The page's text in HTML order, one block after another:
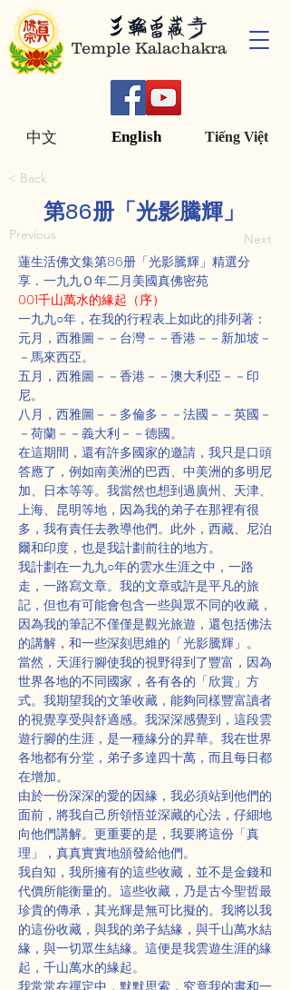
Temple Kalachakra
English Tiếng Việt
中文
< Back
第86册「光影騰輝」
Previous Next
蓮生活佛文集第86册「光影騰輝」精選分
享．一九九Ｏ年二月美國真佛密苑
001千山萬水的緣起（序）
一九九○年，在我的行程表上如此的排列著：
元月，西雅圖－－台灣－－香港－－新加坡－
－馬來西亞。
五月，西雅圖－－香港－－澳大利亞－－印
尼。
八月，西雅圖－－多倫多－－法國－－英國－
－荷蘭－－義大利－－德國。
在這期間，還有許多國家的邀請，我只是口頭
答應了，例如南美洲的巴西、中美洲的多明尼
加、日本等等。我當然也想到過廣州、天津、
上海、昆明等地，因為我的弟子在那裡有很
多，我有責任去教導他們。此外，西藏、尼泊
爾和印度，也是我計劃前往的地方。
我計劃在一九九○年的雲水生涯之中，一路
走，一路寫文章。我的文章或許是平凡的旅
記，但也有可能會包含一些與眾不同的收藏，
因為我的筆記不僅僅是觀光旅遊，還包括佛法
的講解，和一些深刻思維的「光影騰輝」。
當然，天涯行腳使我的視野得到了豐富，因為
世界各地的不同國家，各有各的「欣賞」方
式。我期望我的文筆收藏，能夠同樣豐富讀者
的視覺享受與舒適感。我深深感覺到，這段雲
遊行腳的生涯，是一種緣分的昇華。我在世界
各地都有分堂，弟子多達四十萬，而且每日都
在增加。
由於一份深深的愛的因緣，我必須站到他們的
面前，將我自己所領悟並深藏的心法，仔細地
向他們講解。更重要的是，我要將這份「真
理」，真真實實地頒發給他們。
我自知，我所擁有的這些收藏，並不是金錢和
代價所能衡量的。這些收藏，乃是古今聖哲最
珍貴的傳承，其光輝是無可比擬的。我將以我
的這份收藏，與我的弟子結緣，與千山萬水結
緣，與一切眾生結緣。這便是我雲遊生涯的緣
起，千山萬水的緣起。
我常常在禪定中，默默思索，究竟我的書和一